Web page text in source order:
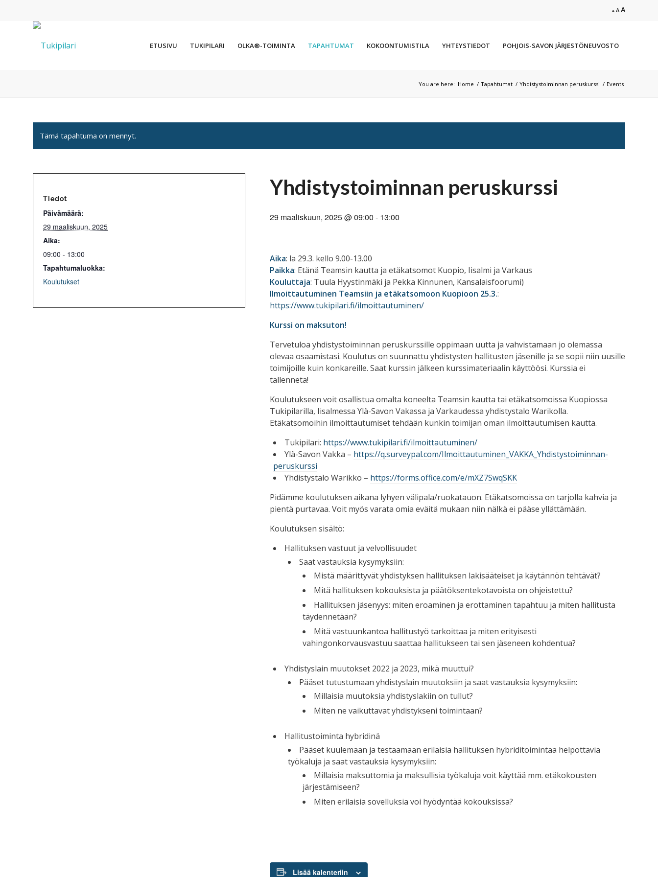
A Decrease
AReset
font
AIncrease
font
ETUSIVU TUKIPILARI OLKA®-TOIMINTA TAPAHTUMAT KOKOONTUMISTILA YHTEYSTIEDOT POHJOIS-SAVON JÄRJESTÖNEUVOSTO
You are here: Home / Tapahtumat / Yhdistystoiminnan peruskurssi / Events
Tämä tapahtuma on mennyt.
Yhdistystoiminnan peruskurssi
29 maaliskuun, 2025 @ 09:00 - 13:00
Aika: la 29.3. kello 9.00-13.00
Paikka: Etänä Teamsin kautta ja etäkatsomot Kuopio, Iisalmi ja Varkaus
Kouluttaja: Tuula Hyystinmäki ja Pekka Kinnunen, Kansalaisfoorumi)
Ilmoittautuminen Teamsiin ja etäkatsomoon Kuopioon 25.3.:
https://www.tukipilari.fi/ilmoittautuminen/
Kurssi on maksuton!
Tervetuloa yhdistystoiminnan peruskurssille oppimaan uutta ja vahvistamaan jo olemassa
olevaa osaamistasi. Koulutus on suunnattu yhdistysten hallitusten jäsenille ja se sopii niin uusille
toimijoille kuin konkareille. Saat kurssin jälkeen kurssimateriaalin käyttöösi. Kurssia ei
tallenneta!
Koulutukseen voit osallistua omalta koneelta Teamsin kautta tai etäkatsomoissa Kuopiossa
Tukipilarilla, Iisalmessa Ylä-Savon Vakassa ja Varkaudessa yhdistystalo Warikolla.
Etäkatsomoihin ilmoittautumiset tehdään kunkin toimijan oman ilmoittautumisen kautta.
Tukipilari: https://www.tukipilari.fi/ilmoittautuminen/
Ylä-Savon Vakka – https://q.surveypal.com/Ilmoittautuminen_VAKKA_Yhdistystoiminnan-
peruskurssi
Yhdistystalo Warikko – https://forms.office.com/e/mXZ7SwqSKK
Pidämme koulutuksen aikana lyhyen välipala/ruokatauon. Etäkatsomoissa on tarjolla kahvia ja
pientä purtavaa. Voit myös varata omia eväitä mukaan niin nälkä ei pääse yllättämään.
Koulutuksen sisältö:
Hallituksen vastuut ja velvollisuudet
Saat vastauksia kysymyksiin:
Mistä määrittyvät yhdistyksen hallituksen lakisääteiset ja käytännön tehtävät?
Mitä hallituksen kokouksista ja päätöksentekotavoista on ohjeistettu?
Hallituksen jäsenyys: miten eroaminen ja erottaminen tapahtuu ja miten hallitusta
täydennetään?
Mitä vastuunkantoa hallitustyö tarkoittaa ja miten erityisesti
vahingonkorvausvastuu saattaa hallitukseen tai sen jäseneen kohdentua?
Yhdistyslain muutokset 2022 ja 2023, mikä muuttui?
Pääset tutustumaan yhdistyslain muutoksiin ja saat vastauksia kysymyksiin:
Millaisia muutoksia yhdistyslakiin on tullut?
Miten ne vaikuttavat yhdistykseni toimintaan?
Hallitustoiminta hybridinä
Pääset kuulemaan ja testaamaan erilaisia hallituksen hybriditoimintaa helpottavia
työkaluja ja saat vastauksia kysymyksiin:
Millaisia maksuttomia ja maksullisia työkaluja voit käyttää mm. etäkokousten
järjestämiseen?
Miten erilaisia sovelluksia voi hyödyntää kokouksissa?
Lisää kalenteriin
Tiedot
Päivämäärä:
29 maaliskuun, 2025
Aika:
09:00 - 13:00
Tapahtumaluokka:
Koulutukset